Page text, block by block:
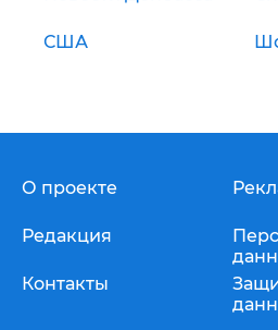
США
О проекте
Редакция
Контакты